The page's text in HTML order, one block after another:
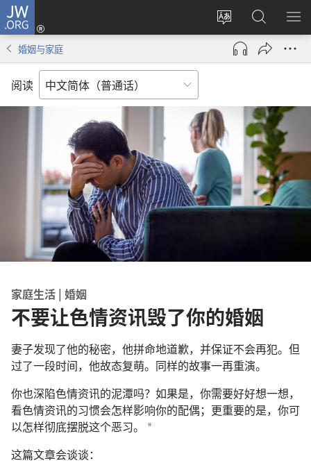
JW.ORG
更
改
网
言
登
录
（打
口）
搜
索
JW.ORG
显
婚姻与家庭
阅读
家庭生活 | 婚姻
不要让色情资讯毁了你的婚姻
妻子发现了他的秘密，他拼命地道歉，并保证不会再犯。但
过了一段时间，他故态复萌。同样的故事一再重演。
你也深陷色情资讯的泥潭吗？如果是，你需要好好想一想，
看色情资讯的习惯会怎样影响你的配偶；更重要的是，你可
以怎样彻底摆脱这个恶习。
a
这篇文章会谈谈：